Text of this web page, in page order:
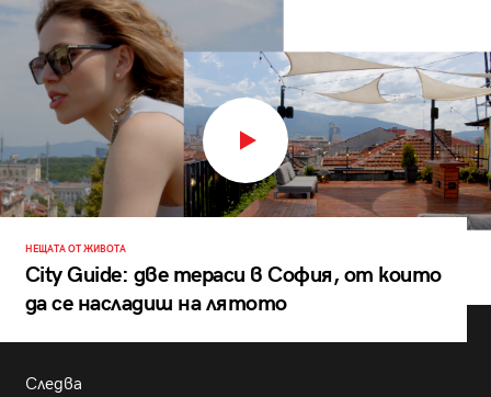
НЕЩАТА ОТ ЖИВОТА
City Guide: две тераси в София, от които
да се насладиш на лятото
Следва